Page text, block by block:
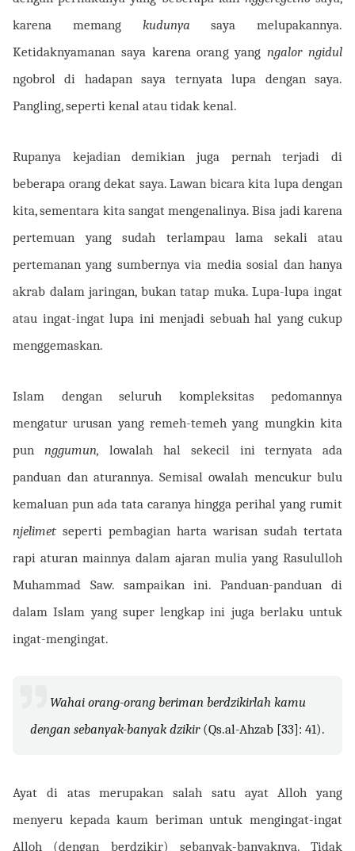
karena memang kudunya saya melupakannya.
Ketidaknyamanan saya karena orang yangngalor ngidul
ngobrol di hadapan saya ternyata lupa dengan saya.
Pangling, seperti kenal atau tidak kenal.
Rupanya kejadian demikian juga pernah terjadi di
beberapa orang dekat saya. Lawan bicara kita lupa dengan
kita, sementara kita sangat mengenalinya. Bisa jadi karena
pertemuan yang sudah terlampau lama sekali atau
pertemanan yang sumbernya via media sosial dan hanya
akrab dalam jaringan, bukan tatap muka. Lupa-lupa ingat
atau ingat-ingat lupa ini menjadi sebuah hal yang cukup
menggemaskan.
Islam dengan seluruh kompleksitas pedomannya
mengatur urusan yang remeh-temeh yang mungkin kita
pun nggumun,lowalah hal sekecil ini ternyata ada
panduan dan aturannya. Semisal owalah mencukur bulu
kemaluan pun ada tata caranya hingga perihal yang rumit
njelimet seperti pembagian harta warisan sudah tertata
rapi aturan mainnya dalam ajaran mulia yang Rasululloh
Muhammad Saw. sampaikan ini. Panduan-panduan di
dalam Islam yang super lengkap ini juga berlaku untuk
ingat-mengingat.
Wahai orang-orang beriman berdzikirlah kamu
dengan sebanyak-banyak dzikir (Qs.al-Ahzab [33]: 41).
Ayat di atas merupakan salah satu ayat Alloh yang
menyeru kepada kaum beriman untuk mengingat-ingat
Alloh (dengan berdzikir) sebanyak-banyaknya. Tidak